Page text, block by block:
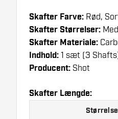
Skafter Farve: Rød,
Skafter Størrelser:
Skafter Materiale:
Indhold: 1 sæt (3
Producent: Shot
Skafter Længde: